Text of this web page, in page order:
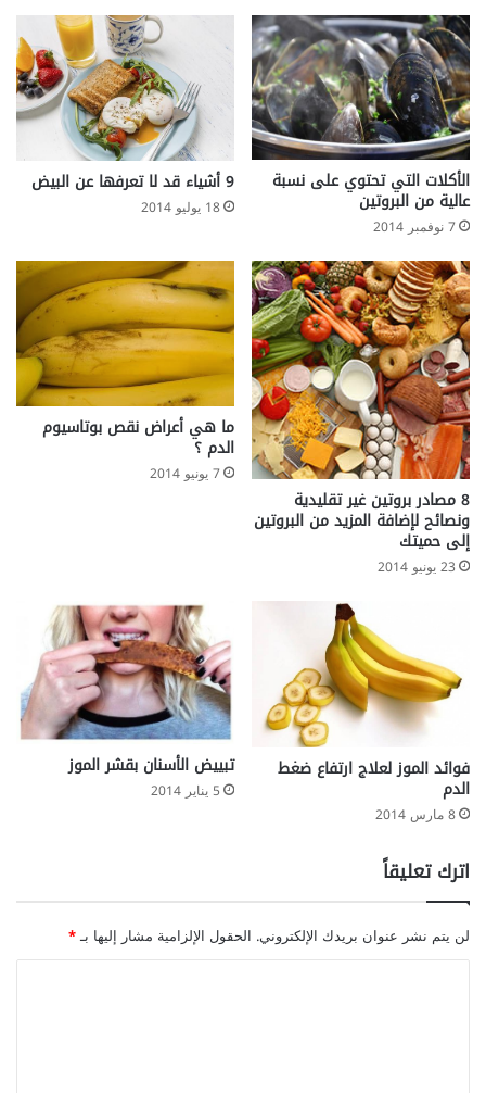
الأكلات التي تحتوي على نسبة
عالية من البروتين
7 نوفمبر 2014
9 أشياء قد لا تعرفها عن البيض
18 يوليو 2014
8 مصادر بروتين غير تقليدية
ونصائح لإضافة المزيد من البروتين
إلى حميتك
23 يونيو 2014
ما هي أعراض نقص بوتاسيوم
الدم ؟
7 يونيو 2014
فوائد الموز لعلاج ارتفاع ضغط
الدم
8 مارس 2014
تبييض الأسنان بقشر الموز
5 يناير 2014
اترك تعليقاً
لن يتم نشر عنوان بريدك الإلكتروني. الحقول الإلزامية مشار إليها بـ*